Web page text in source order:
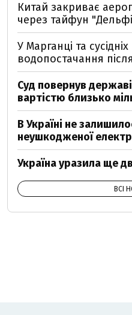
Китай закриває
через тайфун
У Марганці та
водопостачання
Суд повернув
вартістю близько
В Україні не
неушкодженої
Україна уразила ще
ВСІ